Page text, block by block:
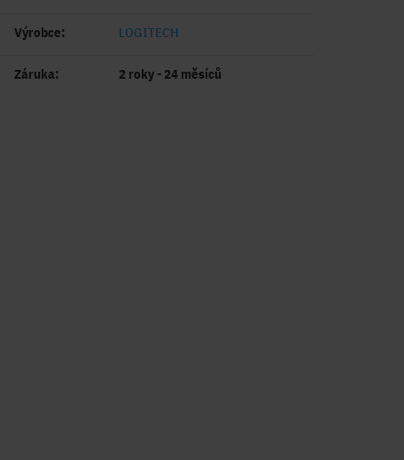
Výrobce: LOGITECH
Záruka: 2 roky - 24 měsíců